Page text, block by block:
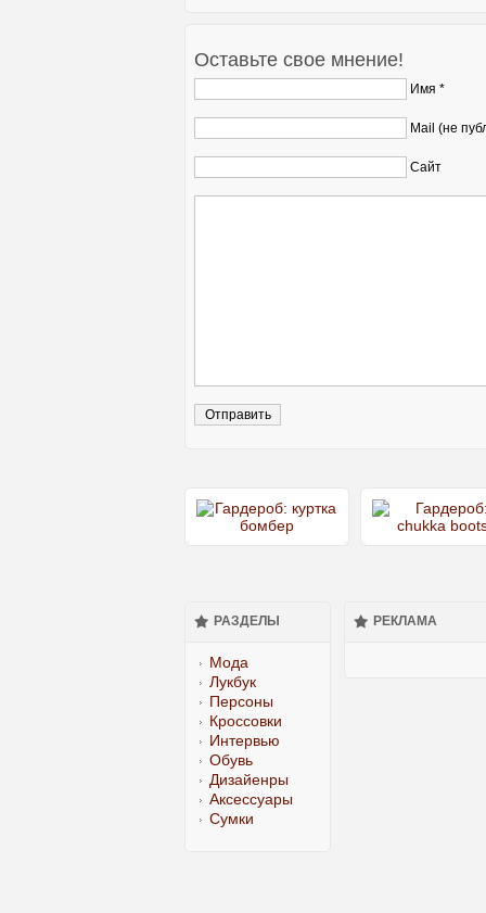
Оставьте свое мнение!
Имя *
Mail (не
Сайт
РАЗДЕЛЫ
Мода
Лукбук
Персоны
Кроссовки
Интервью
Обувь
Дизайенры
Аксессуары
Сумки
РЕКЛАМА